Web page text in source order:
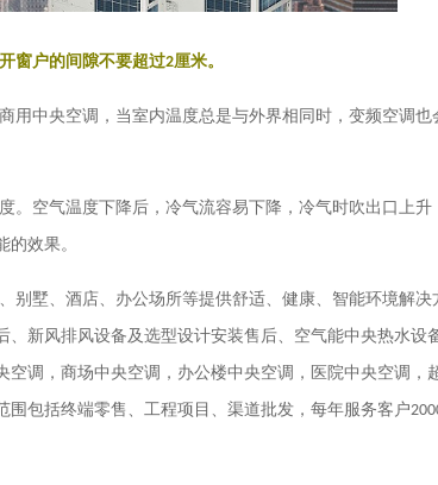
窗户的间隙不要超过2厘米。
中央空调，当室内温度总是与外界相同时，变频空调也
空气温度下降后，冷气流容易下降，冷气时吹出口上升
效果。
别墅、酒店、办公场所等提供舒适、健康、智能环境解决
新风排风设备及选型设计安装售后、空气能中央热水设
调，商场中央空调，办公楼中央空调，医院中央空调，
包括终端零售、工程项目、渠道批发，每年服务客户